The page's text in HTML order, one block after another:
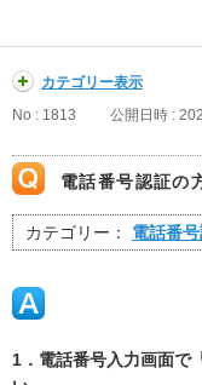
カテゴリー表示
No : 1813
公開日時 :
電話番号認証の
カテゴリー： 電話番
1．電話番号入力画面で